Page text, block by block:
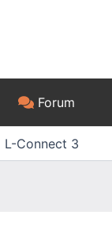
Forum
L-Connect 3